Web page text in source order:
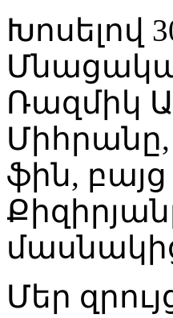
Խոսելով
Ռազմիկ
ֆին,
Մեր